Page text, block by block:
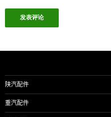
陕汽配件
重汽配件